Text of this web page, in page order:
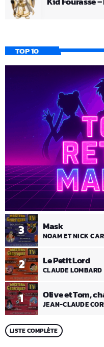
TOP 10
1 Olive et Tom,
JEAN-CLAUDE
2 Le Petit Lord
CLAUDE LOMBARD
3 Mask
NOAM ET NICK
LISTE COMPLÈTE